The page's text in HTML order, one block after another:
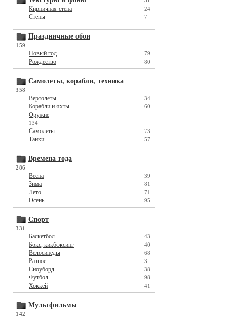
Кирпичная стена 24
Стены 7
Праздничные обои
159
Новый год 79
Рождество 80
Самолеты, корабли, техника
358
Вертолеты 34
Корабли и яхты 60
Оружие
134
Самолеты 73
Танки 57
Времена года
286
Весна 39
Зима 81
Лето 71
Осень 95
Спорт
331
Баскетбол 43
Бокс, кикбоксинг 40
Велосипеды 68
Разное 3
Сноуборд 38
Футбол 98
Хоккей 41
Мультфильмы
142